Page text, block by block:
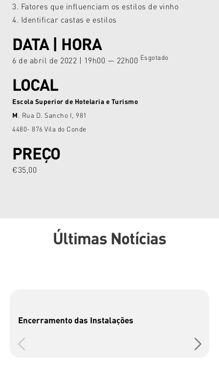
3. Fatores que influenciam os estilos de vinho
4. Identificar castas e estilos
DATA | HORA
6 de abril de 2022 | 19h00 — 22h00 Esgotado
LOCAL
Escola Superior de Hotelaria e Turismo
M . Rua D. Sancho I, 981
4480- 876 Vila do Conde
PREÇO
€35,00
Últimas Notícias
Encerramento das Instalações